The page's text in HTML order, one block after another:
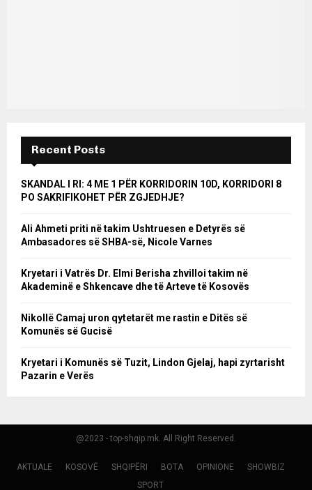
Recent Posts
SKANDAL I RI: 4 ME 1 PËR KORRIDORIN 10D, KORRIDORI 8
PO SAKRIFIKOHET PËR ZGJEDHJE?
Ali Ahmeti priti në takim Ushtruesen e Detyrës së
Ambasadores së SHBA-së, Nicole Varnes
Kryetari i Vatrës Dr. Elmi Berisha zhvilloi takim në
Akademinë e Shkencave dhe të Arteve të Kosovës
Nikollë Camaj uron qytetarët me rastin e Ditës së
Komunës së Gucisë
Kryetari i Komunës së Tuzit, Lindon Gjelaj, hapi zyrtarisht
Pazarin e Verës
@2023 - top-shqip.mk. All Right Reserved.
AKTUALE KOSOVË SHQIPËRI BOTA OPINIONE
SHOWBIZ
SPORT